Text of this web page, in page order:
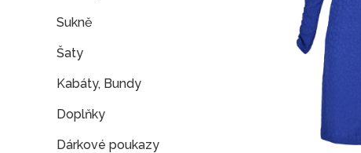
Sukně
Šaty
Kabáty, Bundy
Doplňky
Dárkové poukazy